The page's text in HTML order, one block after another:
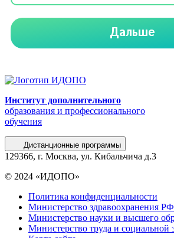
Институт дополнительного
образования и профессионального
обучения
Дистанционные программы
129366, г. Москва, ул. Кибальчича д.3
© 2024 «ИДОПО»
Политика конфиденциальности
Министерство здравоохранения РФ
Министерство науки и высшего
Министерство труда и